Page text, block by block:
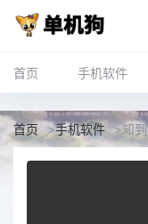
首页 手机软件
首页 >手机软件 >知到